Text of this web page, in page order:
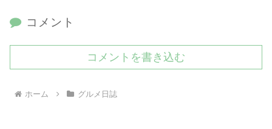
コメント
コメントを書き込む
ホーム グルメ日誌